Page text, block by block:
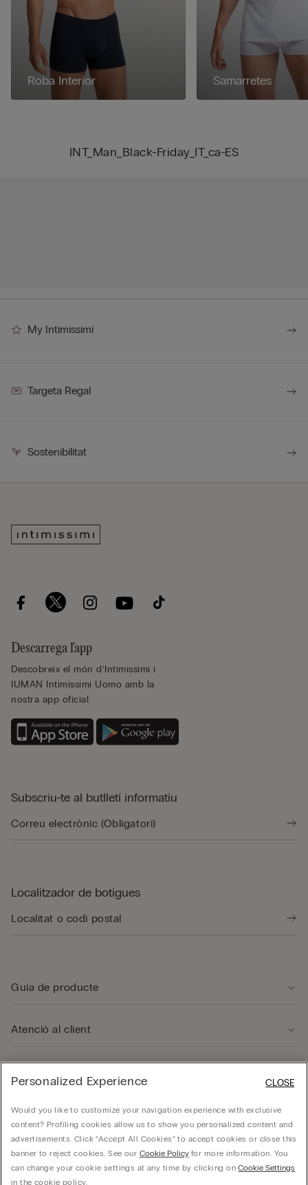
INT_Man_Black-Friday_IT_ca-ES
Roba Interior Samarretes
My Intimissimi
Targeta Regal
Sostenibilitat
Descarrega l'app
Descobreix el món d’Intimissimi i
IUMAN Intimissimi Uomo amb la
nostra app oficial.
Subscriu-te al butlletí informatiu
Localitzador de botigues
Guia de producte
Atenció al client
Companyia
FRANCHISING CALZEDONIA ESPAÑA, S.A. calle Ciencias 71-87, Polígono Pedrosa,
Personalized Experience
Would you like to customize your navigation experience with exclusive
content? Profiling cookies allow us to show you personalized content and
advertisements. Click “Accept All Cookies” to accept cookies or close this
banner to reject cookies. See our Cookie Policyfor more information. You
can change your cookie settings at any time by clicking onCookie Settings
in the cookie policy.
CLOSE